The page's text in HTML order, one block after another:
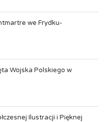
we Frydku-
Wojska Polskiego w
Ilustracji i Pięknej